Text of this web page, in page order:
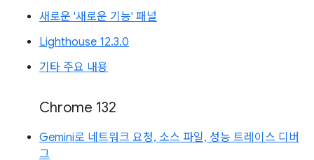
새로운 '새로운 기능' 패널
Lighthouse 12.3.0
기타 주요 내용
Chrome 132
Gemini로 네트워크 요청, 소스 파일, 성능 트레이스 디버
그